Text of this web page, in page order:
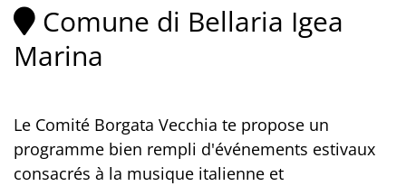
Comune di Bellaria Igea
Marina
Le Comité Borgata Vecchia te propose un
programme bien rempli d'événements estivaux
consacrés à la musique italienne et